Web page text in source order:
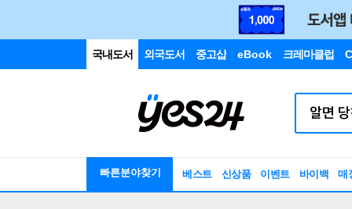
국내도서 외국도서 중고샵 eBook 크레마클럽
빠른분야찾기 베스트 신상품 이벤트 바이백 매